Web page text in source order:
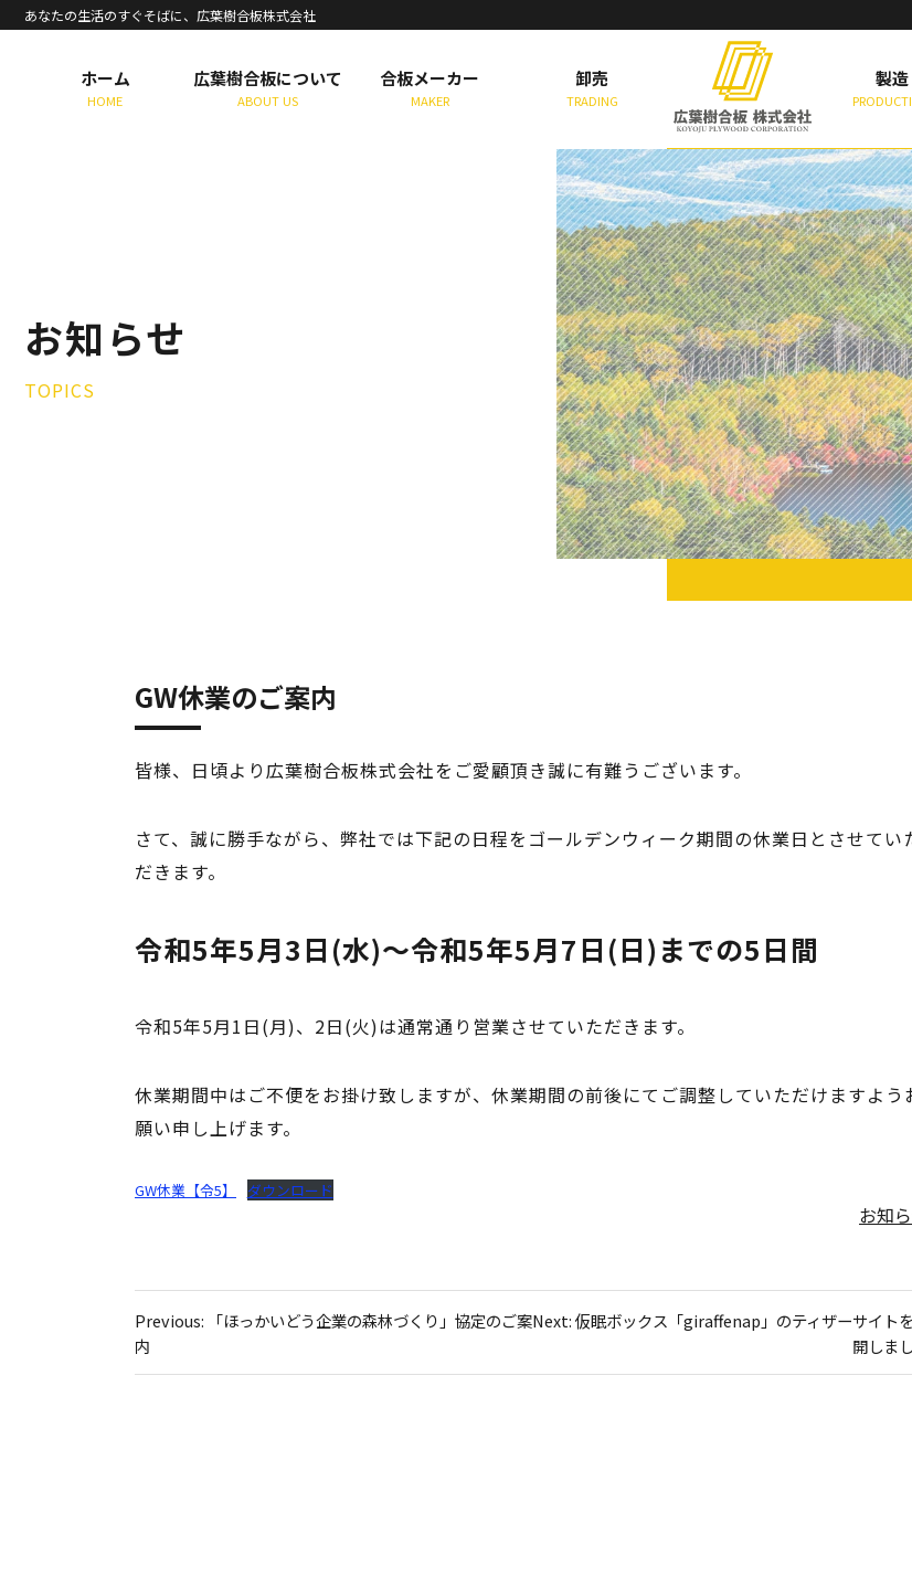
あなたの生活のすぐそばに、広葉樹合板株式会社
ホーム
HOME
広葉樹合板について
ABOUT US
合板メーカー
MAKER
卸売
TRADING
製造
お知らせ
TOPICS
GW休業のご案内
皆様、日頃より広葉樹合板株式会社をご愛顧頂き誠に有難うございます。
さて、誠に勝手ながら、弊社では下記の日程をゴールデンウィーク期間の休業日とさせてい
だきます。
令和5年5月3日(水)～令和5年5月7日(日)までの5日間
令和5年5月1日(月)、2日(火)は通常通り営業させていただきます。
休業期間中はご不便をお掛け致しますが、休業期間の前後にてご調整していただけますよう
願い申し上げます。
GW休業【令5】 ダウンロード
お知
投
稿
ナ
Previous:
「ほっかいどう企業の森林づくり」協定のご案
内
Next:仮眠ボックス「giraffenap」のティザーサイト
開しま